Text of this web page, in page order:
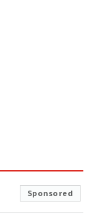
Sponsored